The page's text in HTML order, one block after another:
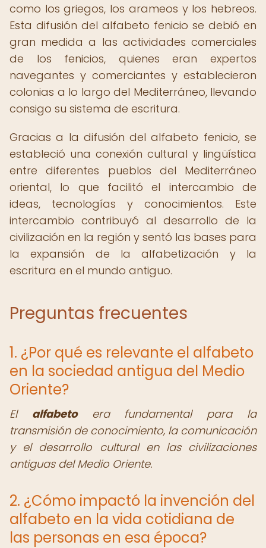
como los griegos, los arameos y los hebreos.
Esta difusión del alfabeto fenicio se debió en
gran medida a las actividades comerciales
de los fenicios, quienes eran expertos
navegantes y comerciantes y establecieron
colonias a lo largo del Mediterráneo, llevando
consigo su sistema de escritura.
Gracias a la difusión del alfabeto fenicio, se
estableció una conexión cultural y lingüística
entre diferentes pueblos del Mediterráneo
oriental, lo que facilitó el intercambio de
ideas, tecnologías y conocimientos. Este
intercambio contribuyó al desarrollo de la
civilización en la región y sentó las bases para
la expansión de la alfabetización y la
escritura en el mundo antiguo.
Preguntas frecuentes
1. ¿Por qué es relevante el alfabeto
en la sociedad antigua del Medio
Oriente?
El alfabetoera fundamental para la
transmisión de conocimiento, la comunicación
y el desarrollo cultural en las civilizaciones
antiguas del Medio Oriente.
2. ¿Cómo impactó la invención del
alfabeto en la vida cotidiana de
las personas en esa época?